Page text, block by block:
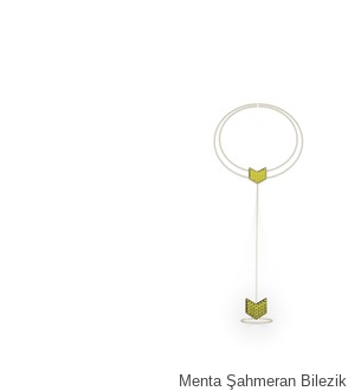
Menta Şahmeran Bilezik